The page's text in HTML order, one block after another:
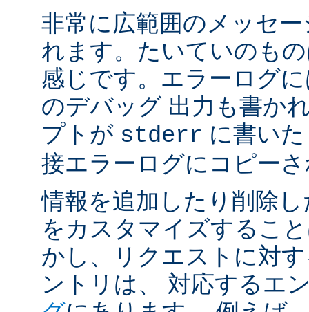
非常に広範囲のメッセ
れます。たいていのも
感じです。エラーログ
のデバッグ 出力も書か
プトが stderr に書い
接エラーログにコピー
情報を追加したり削除
をカスタマイズするこ
かし、リクエストに対
ントリは、 対応するエ